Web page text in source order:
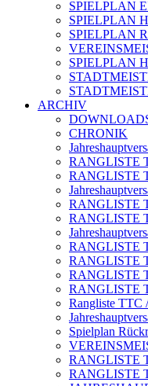
SPIELPLAN
SPIELPLAN
SPIELPLAN
SPIELPLAN
ARCHIV
CHRONIK
RANGLISTE
RANGLISTE
RANGLISTE
RANGLISTE
RANGLISTE
RANGLISTE
RANGLISTE
RANGLISTE
Rangliste TTC
Spielplan
RANGLISTE
RANGLISTE